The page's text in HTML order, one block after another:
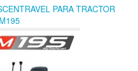
PARA TRACTOR